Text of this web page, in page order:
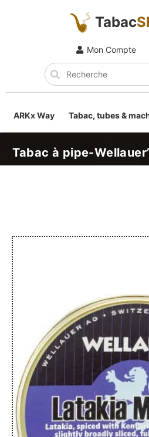
Tabac
Mon Compte
ARKx Way Tabac, tubes &
Tabac à pipe-